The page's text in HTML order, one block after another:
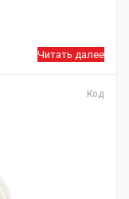
Читать далее
Код